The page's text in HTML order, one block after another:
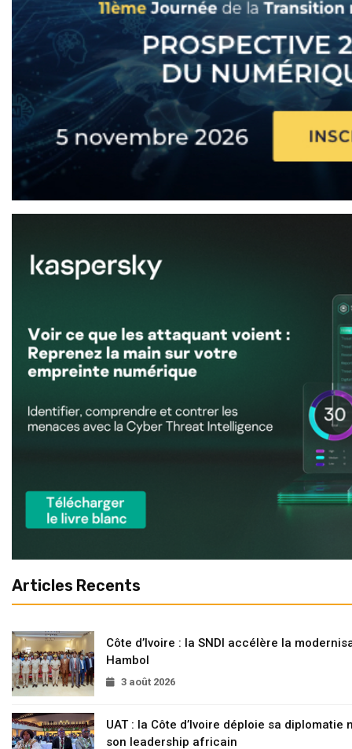
Articles Recents
Côte d’Ivoire : la SNDI accélère la
Hambol
3 août 2026
UAT : la Côte d’Ivoire déploie sa
son leadership africain